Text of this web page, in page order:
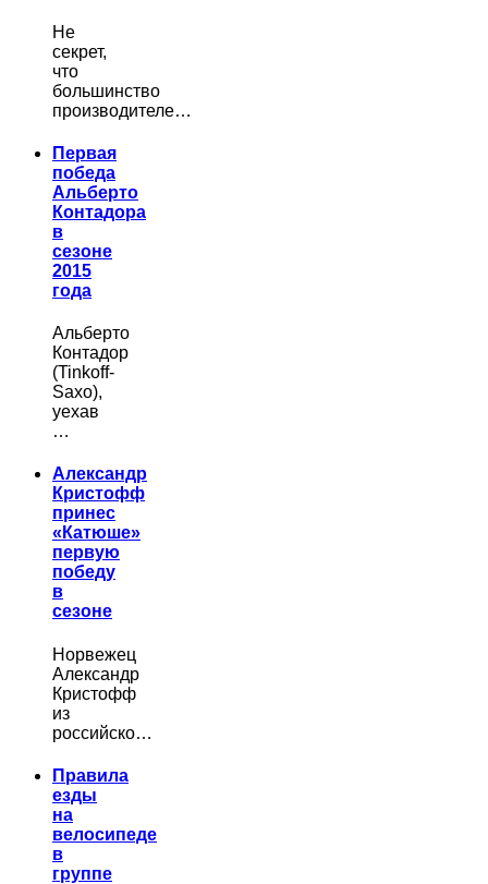
Не
секрет,
что
большинство
производителе…
Первая
победа
Альберто
Контадора
в
сезоне
2015
года
Альберто
Контадор
(Tinkoff-
Saxo),
уехав
…
Александр
Кристофф
принес
«Катюше»
первую
победу
в
сезоне
Норвежец
Александр
Кристофф
из
российско…
Правила
езды
на
велосипеде
в
группе